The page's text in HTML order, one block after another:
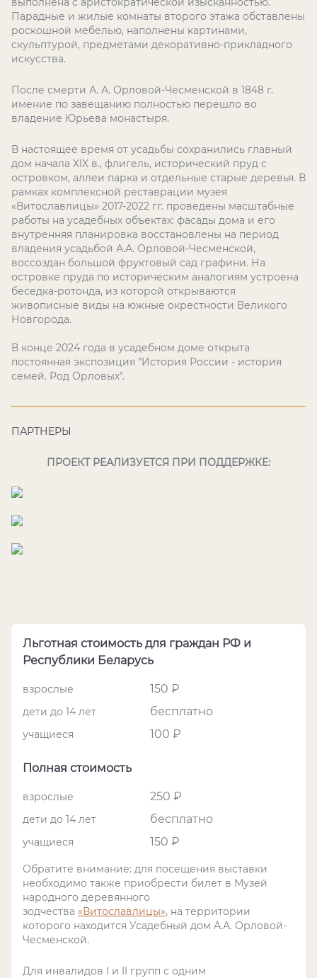
Парадные и жилые комнаты второго этажа обставлены
роскошной мебелью, наполнены картинами,
скульптурой, предметами декоративно-прикладного
искусства.
После смерти А. А. Орловой-Чесменской в 1848 г.
имение по завещанию полностью перешло во
владение Юрьева монастыря.
В настоящее время от усадьбы сохранились главный
дом начала XIX в., флигель, исторический пруд с
островком, аллеи парка и отдельные старые деревья. В
рамках комплексной реставрации музея
«Витославлицы» 2017-2022 гг. проведены масштабные
работы на усадебных объектах: фасады дома и его
внутренняя планировка восстановлены на период
владения усадьбой А.А. Орловой-Чесменской,
воссоздан большой фруктовый сад графини. На
островке пруда по историческим аналогиям устроена
беседка-ротонда, из которой открываются
живописные виды на южные окрестности Великого
Новгорода.
В конце 2024 года в усадебном доме открыта
постоянная экспозиция "История России - история
семей. Род Орловых".
ПАРТНЕРЫ
ПРОЕКТ РЕАЛИЗУЕТСЯ ПРИ ПОДДЕРЖКЕ:
Льготная стоимость для граждан РФ и
Республики Беларусь
взрослые 150 ₽
дети до 14 лет бесплатно
учащиеся 100 ₽
Полная стоимость
взрослые 250 ₽
дети до 14 лет бесплатно
учащиеся 150 ₽
Обратите внимание: для посещения выставки
необходимо также приобрести билет в Музей
народного деревянного
зодчества «Витославлицы», на территории
которого находится Усадебный дом А.А. Орловой-
Чесменской.
Для инвалидов I и II групп с одним